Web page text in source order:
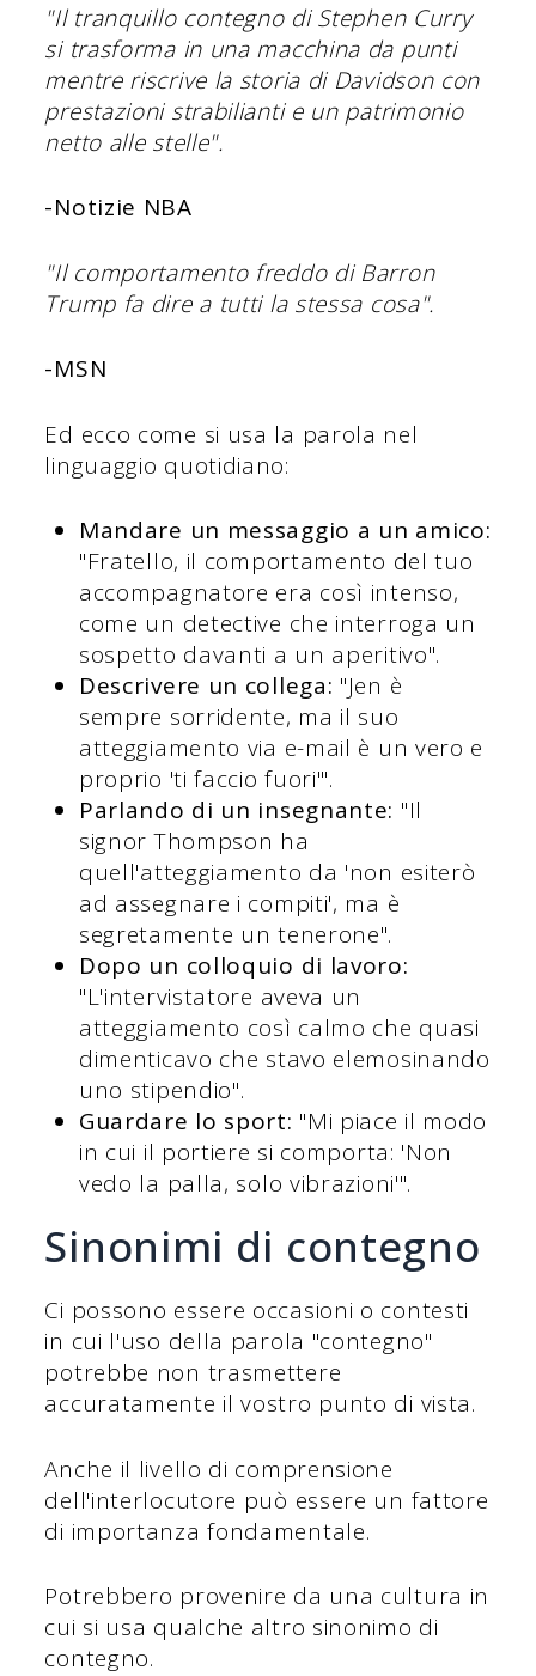
"Il tranquillo contegno di Stephen Curry
si trasforma in una macchina da punti
mentre riscrive la storia di Davidson con
prestazioni strabilianti e un patrimonio
netto alle stelle".
-Notizie NBA
"Il comportamento freddo di Barron
Trump fa dire a tutti la stessa cosa".
-MSN
Ed ecco come si usa la parola nel
linguaggio quotidiano:
Mandare un messaggio a un amico:
"Fratello, il comportamento del tuo
accompagnatore era così intenso,
come un detective che interroga un
sospetto davanti a un aperitivo".
Descrivere un collega: "Jen è
sempre sorridente, ma il suo
atteggiamento via e-mail è un vero e
proprio 'ti faccio fuori'".
Parlando di un insegnante: "Il
signor Thompson ha
quell'atteggiamento da 'non esiterò
ad assegnare i compiti', ma è
segretamente un tenerone".
Dopo un colloquio di lavoro:
"L'intervistatore aveva un
atteggiamento così calmo che quasi
dimenticavo che stavo elemosinando
uno stipendio".
Guardare lo sport: "Mi piace il modo
in cui il portiere si comporta: 'Non
vedo la palla, solo vibrazioni'".
Sinonimi di contegno
Ci possono essere occasioni o contesti
in cui l'uso della parola "contegno"
potrebbe non trasmettere
accuratamente il vostro punto di vista.
Anche il livello di comprensione
dell'interlocutore può essere un fattore
di importanza fondamentale.
Potrebbero provenire da una cultura in
cui si usa qualche altro sinonimo di
contegno.